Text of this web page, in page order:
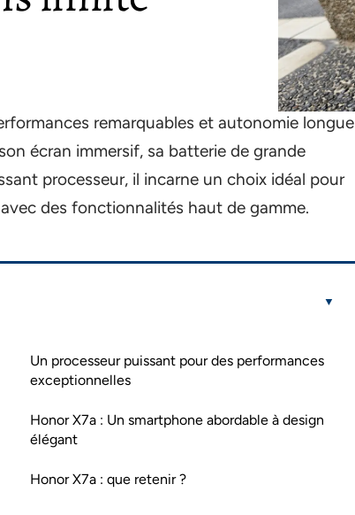
remarquables et autonomie longue
écran immersif, sa batterie de grande
processeur, il incarne un choix idéal pour
des fonctionnalités haut de gamme.
Un processeur puissant pour des performances
exceptionnelles
Honor X7a : Un smartphone abordable à design
élégant
Honor X7a : que retenir ?